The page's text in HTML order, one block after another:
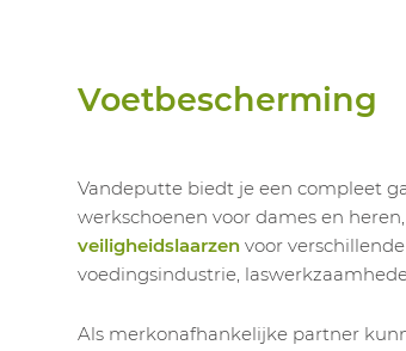
Voetbescherming
Vandeputte biedt je een compleet
werkschoenen voor dames en heren,
veiligheidslaarzen voor
voedingsindustrie,
Als merkonafhankelijke partner